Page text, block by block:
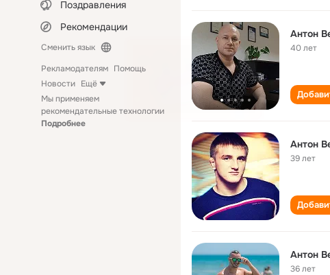
Поздравления
Рекомендации
Сменить язык
Рекламодателям Помощь
Новости Ещё
Мы применяем
рекомендательные технологии
Подробнее
Антон
40 лет
Антон
39 лет
Антон
36 лет